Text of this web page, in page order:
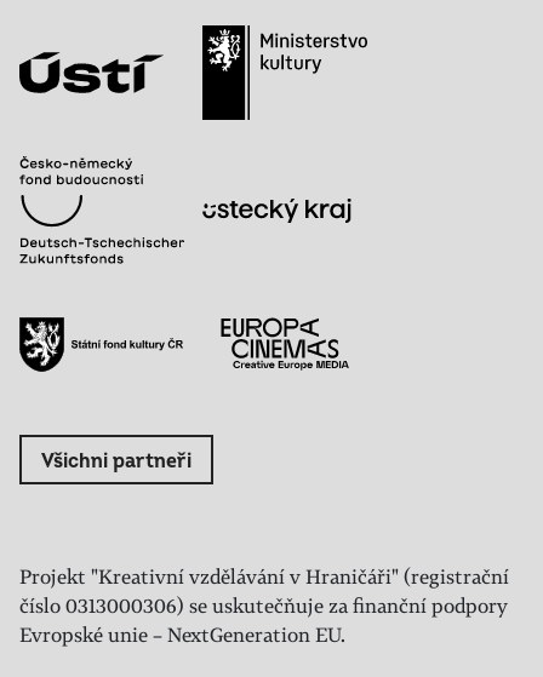
Všichni partneři
Projekt "Kreativní vzdělávání v Hraničáři" (registrační
číslo 0313000306) se uskutečňuje za finanční podpory
Evropské unie – NextGeneration EU.